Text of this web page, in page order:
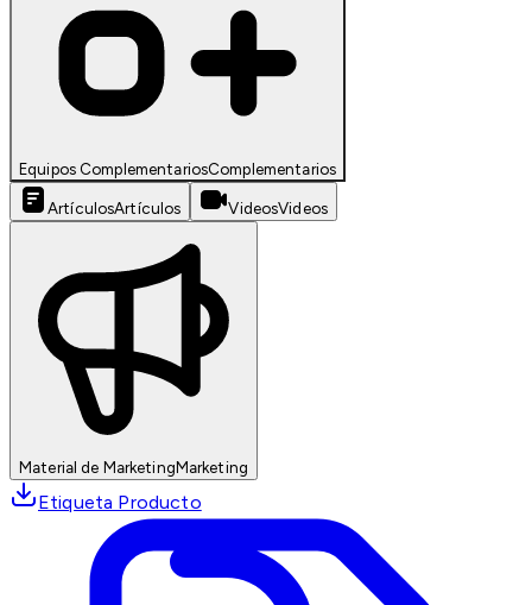
Equipos ComplementariosComplementarios
ArtículosArtículos VideosVideos
Material de MarketingMarketing
Etiqueta Producto